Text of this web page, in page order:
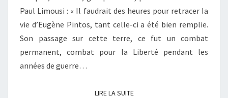
Paul Limousi : « Il faudrait des heures pour retracer Ia
vie d’Eugène Pintos, tant celle-ci a été bien remplie.
Son passage sur cette terre, ce fut un combat
permanent, combat pour la Liberté pendant les
années de guerre…
LIRE LA SUITELIRE LA SUITE